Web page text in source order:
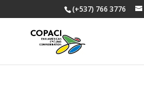
(+537) 766 3776